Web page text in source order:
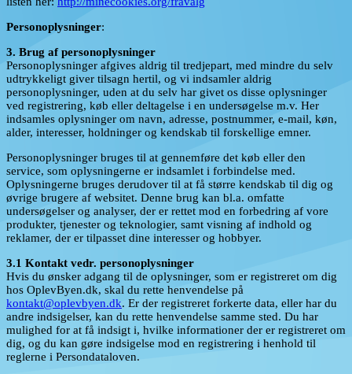
Personoplysninger:
3. Brug af personoplysninger
Personoplysninger afgives aldrig til tredjepart, med mindre du selv
udtrykkeligt giver tilsagn hertil, og vi indsamler aldrig
personoplysninger, uden at du selv har givet os disse oplysninger
ved registrering, køb eller deltagelse i en undersøgelse m.v. Her
indsamles oplysninger om navn, adresse, postnummer, e-mail, køn,
alder, interesser, holdninger og kendskab til forskellige emner.
Personoplysninger bruges til at gennemføre det køb eller den
service, som oplysningerne er indsamlet i forbindelse med.
Oplysningerne bruges derudover til at få større kendskab til dig og
øvrige brugere af websitet. Denne brug kan bl.a. omfatte
undersøgelser og analyser, der er rettet mod en forbedring af vore
produkter, tjenester og teknologier, samt visning af indhold og
reklamer, der er tilpasset dine interesser og hobbyer.
3.1 Kontakt vedr. personoplysninger
Hvis du ønsker adgang til de oplysninger, som er registreret om dig
hos OplevByen.dk, skal du rette henvendelse på
kontakt@oplevbyen.dk. Er der registreret forkerte data, eller har du
andre indsigelser, kan du rette henvendelse samme sted. Du har
mulighed for at få indsigt i, hvilke informationer der er registreret om
dig, og du kan gøre indsigelse mod en registrering i henhold til
reglerne i Persondataloven.